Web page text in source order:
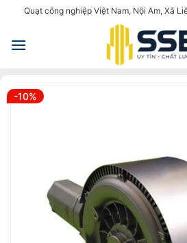
nội
Quạt công nghiệp Việt Nam, Nội Am, Xã
-10%